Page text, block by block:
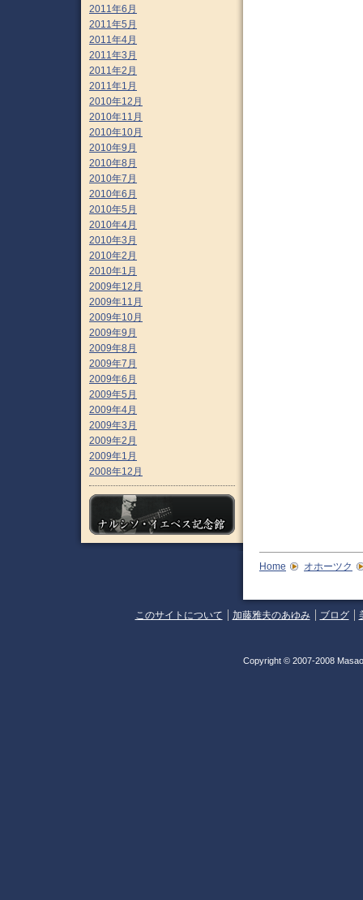
2011年6月
2011年5月
2011年4月
2011年3月
2011年2月
2011年1月
2010年12月
2010年11月
2010年10月
2010年9月
2010年8月
2010年7月
2010年6月
2010年5月
2010年4月
2010年3月
2010年2月
2010年1月
2009年12月
2009年11月
2009年10月
2009年9月
2009年8月
2009年7月
2009年6月
2009年5月
2009年4月
2009年3月
2009年2月
2009年1月
2008年12月
Home オホーツク
このサイトについて 加藤雅夫のあゆみ ブログ
Copyright © 2007-2008